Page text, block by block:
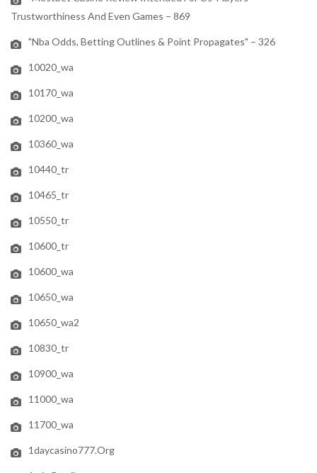
Trustworthiness And Even Games – 869
"nba Odds, Betting Outlines & Point Propagates" – 326
10020_wa
10170_wa
10200_wa
10360_wa
10440_tr
10465_tr
10550_tr
10600_tr
10600_wa
10650_wa
10650_wa2
10830_tr
10900_wa
11000_wa
11700_wa
1daycasino777.org